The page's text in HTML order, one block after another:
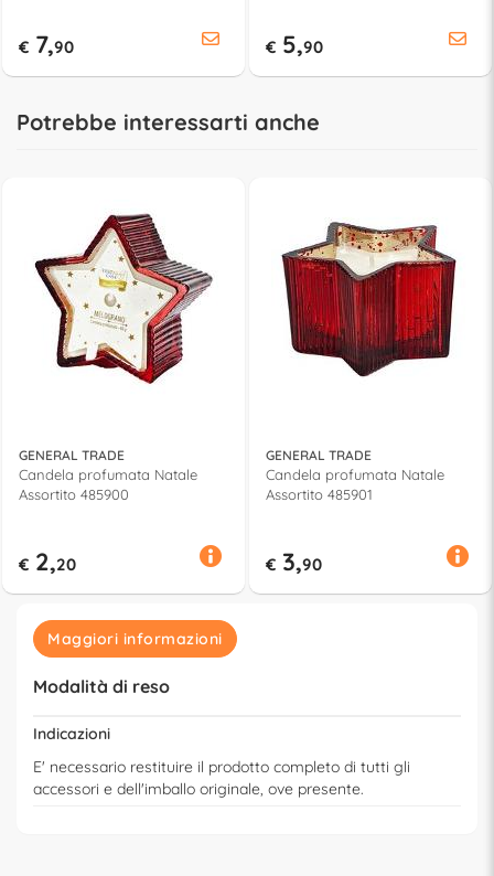
€ 7,90 € 5,90
Potrebbe interessarti anche
GENERAL TRADE
Candela profumata Natale
Assortito 485900
€ 2,20
GENERAL TRADE
Candela profumata Natale
Assortito 485901
€ 3,90
Maggiori informazioni
Modalità di reso
Indicazioni
E' necessario restituire il prodotto completo di tutti gli
accessori e dell'imballo originale, ove presente.